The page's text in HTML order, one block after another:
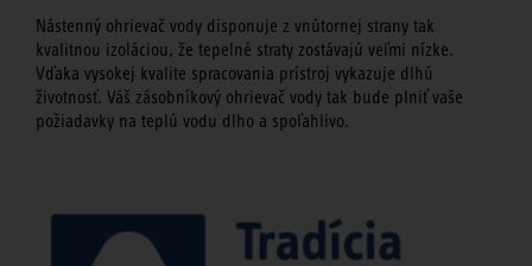
Nástenný ohrievač vody disponuje z vnútornej strany tak
kvalitnou izoláciou, že tepelné straty zostávajú veľmi nízke.
Vďaka vysokej kvalite spracovania prístroj vykazuje dlhú
životnosť. Váš zásobníkový ohrievač vody tak bude plniť vaše
požiadavky na teplú vodu dlho a spoľahlivo.